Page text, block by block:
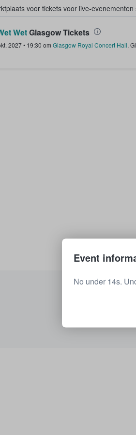
voor tickets voor live-evenementen
waar fans tickets
WetGlasgow Tickets
2027• 19:30 om Glasgow Royal Concert Hall,
Event
No under 14s.